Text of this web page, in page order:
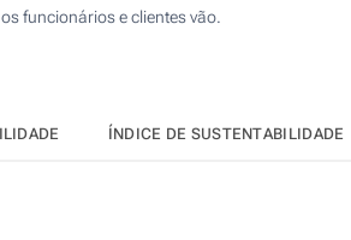
funcionários e clientes vão.
ÍNDICE DE SUSTENTABILIDADE